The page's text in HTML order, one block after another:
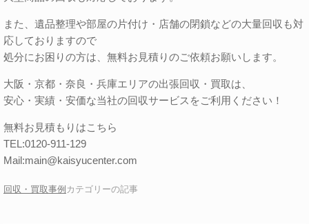
また、遺品整理や部屋の片付け・店舗の閉鎖などの大量回収も対
応しておりますので
処分にお困りの方は、無料お見積りのご依頼お願いします。
大阪・京都・奈良・兵庫エリアの出張回収・買取は、
安心・実績・安価な当社の回収サービスをご利用ください！
無料お見積もりはこちら
TEL:0120-911-129
Mail:main@kaisyucenter.com
回収・買取事例 カテゴリーの記事